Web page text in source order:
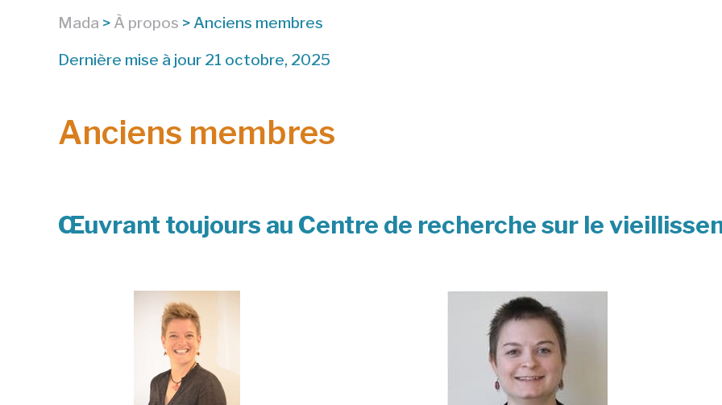
Mada > À propos >Anciens membres
Dernière mise à jour 21 octobre, 2025
Anciens membres
Œuvrant toujours au Centre de recherche sur le